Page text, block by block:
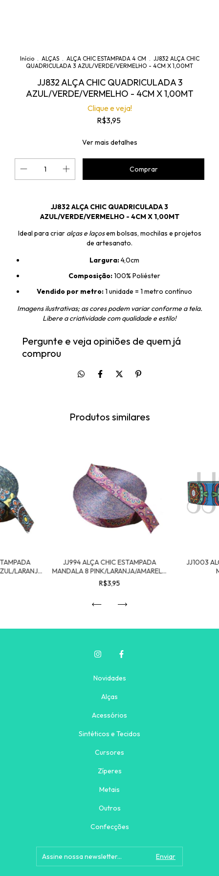
Início . ALÇAS . ALÇA CHIC ESTAMPADA 4 CM . JJ832 ALÇA CHIC
QUADRICULADA 3 AZUL/VERDE/VERMELHO - 4CM X 1,00MT
JJ832 ALÇA CHIC QUADRICULADA 3
AZUL/VERDE/VERMELHO - 4CM X 1,00MT
Clique e veja!
R$3,95
Ver mais detalhes
JJ832 ALÇA CHIC QUADRICULADA 3
AZUL/VERDE/VERMELHO - 4CM X 1,00MT
Ideal para criar alças e laçosem bolsas, mochilas e projetos
de artesanato.
Largura:4,0cm
Composição:100% Poliéster
Vendido por metro:1 unidade = 1 metro contínuo
Imagens ilustrativas; as cores podem variar conforme a tela.
Libere a criatividade com qualidade e estilo!
Pergunte e veja opiniões de quem já
comprou
Produtos similares
LARANJA
JJ994 ALÇA CHIC ESTAMPADA
MANDALA 8 PINK/LARANJA/AMARELO
- 4CM X 1,00MT
R$3,95
JJ1003
Novidades
Alças
Acessórios
Sintéticos e Tecidos
Cursores
Zíperes
Metais
Outros
Confecções